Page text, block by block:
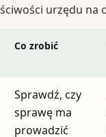
urzędu na
Co zrobić
Sprawdź, czy
sprawę ma
prowadzić